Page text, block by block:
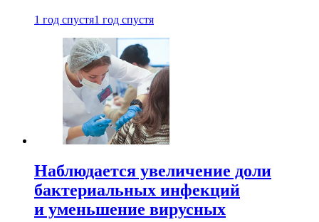
1 год спустя1 год спустя
Наблюдается увеличение доли
бактериальных инфекций
и уменьшение вирусных